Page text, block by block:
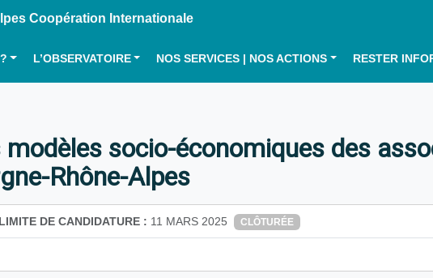
Coopération Internationale
L’OBSERVATOIRE NOS SERVICES | NOS ACTIONS RESTER
modèles socio-économiques des
Rhône-Alpes
DE CANDIDATURE : 11 MARS 2025 CLÔTURÉE